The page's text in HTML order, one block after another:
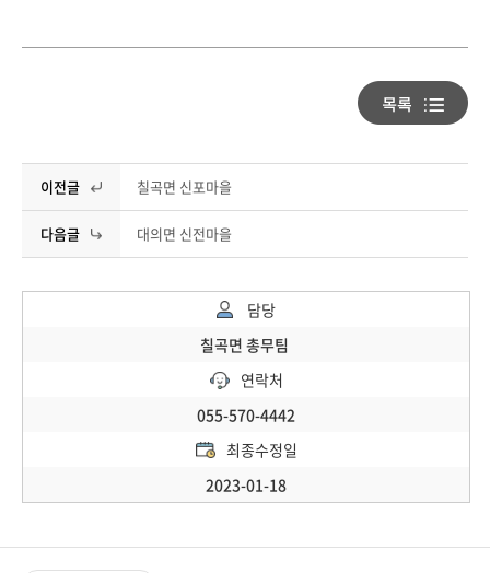
이전글 칠곡면 신포마을
다음글 대의면 신전마을
담당
칠곡면 총무팀
연락처
055-570-4442
최종수정일
2023-01-18